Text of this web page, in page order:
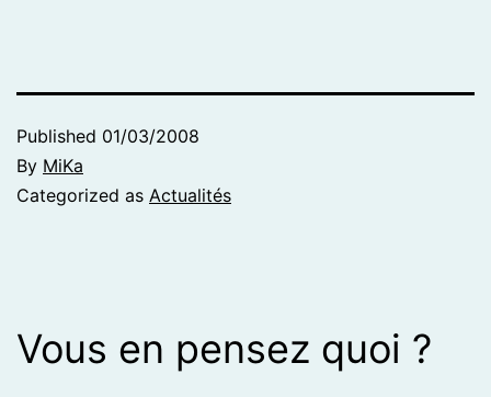
Published 01/03/2008
By MiKa
Categorized as Actualités
Vous en pensez quoi ?